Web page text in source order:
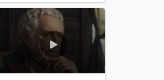
Новосибирске